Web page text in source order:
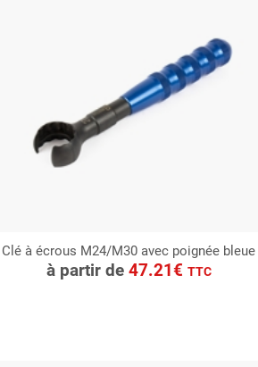
Clé à écrous M24/M30 avec poignée bleue
à partir de 47.21€ TTC
CONSULTER
Demande de devis